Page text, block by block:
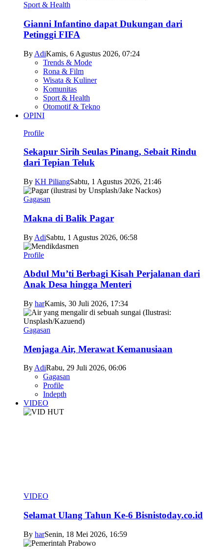
Sport & Health
Gianni Infantino dapat Dukungan dari
Petinggi FIFA
By AdiKamis, 6 Agustus 2026, 07:24
Trends & Mode
Rona & Film
Wisata & Kuliner
Komunitas
Sport & Health
Otomotif & Tekno
OPINI
Profile
Sekapur Sirih Seulas Pinang, Sebait Rindu
dari Tepian Teluk
By KH PiliangSabtu, 1 Agustus 2026, 21:46
Gagasan
Makna di Balik Pagar
By AdiSabtu, 1 Agustus 2026, 06:58
Profile
Abdul Mu’ti Berbagi Kisah Perjalanan dari
Anak Desa hingga Menteri
By harKamis, 30 Juli 2026, 17:34
Gagasan
Menjaga Air, Merawat Kemanusiaan
ByAdiRabu, 29 Juli 2026, 06:06
Gagasan
Profile
Indepth
VIDEO
VIDEO
Selamat Ulang Tahun Ke-6 Bisnistoday.co.id
By harSenin, 18 Mei 2026, 16:59